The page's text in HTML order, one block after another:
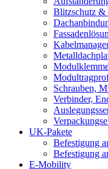
Blitzschutz &
Schrauben,
Verbinder,
UK-Pakete
Befestigung
Befestigung
E-Mobility